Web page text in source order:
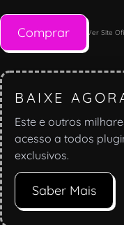
Comprar Ver Site
BAIXE
Este e outros
acesso a todos
exclusivos.
Saber Mais